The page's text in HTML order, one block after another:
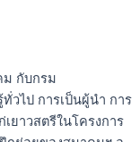
ม กับกรม
วไป การเป็นผู้นำ การ
ยาวสตรีในโครงการ